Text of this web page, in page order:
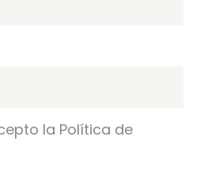
la Política de